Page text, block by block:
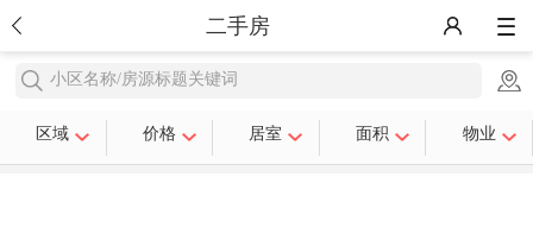
二手房
小区名称/房源标题关键词
区域 价格 居室 面积 物业